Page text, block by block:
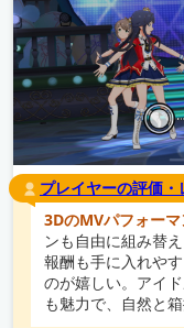
プレイヤーの評価・
3DのMVパフォー
ンも自由に組み替
報酬も手に入れや
のが嬉しい。アイ
も魅力で、自然と